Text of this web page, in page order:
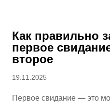
Как правильно
первое
второе
Опубликовано
19.11.2025
Первое свидание — это